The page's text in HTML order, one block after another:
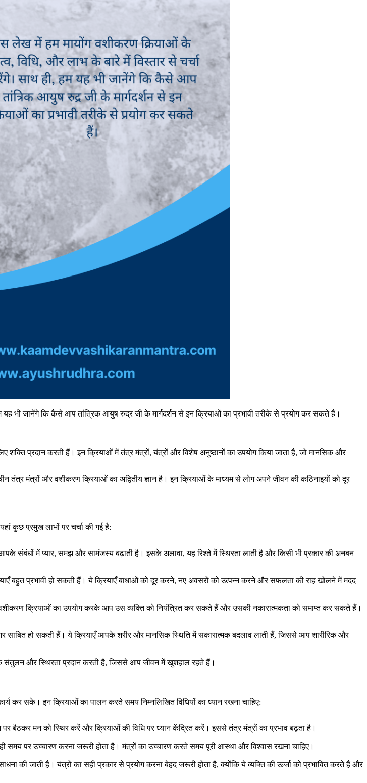
भी जानेंगे कि कैसे आप तांत्रिक आयुष रुद्र जी के मार्गदर्शन से इन क्रियाओं का प्रभावी तरीके से प्रयोग कर सकते हैं।
शक्ति प्रदान करती हैं। इन क्रियाओं में तंत्र मंत्रों, यंत्रों और विशेष अनुष्ठानों का उपयोग किया जाता है, जो मानसिक और
तंत्र मंत्रों और वशीकरण क्रियाओं का अद्वितीय ज्ञान है। इन क्रियाओं के माध्यम से लोग अपने जीवन की कठिनाइयों को दूर
कुछ प्रमुख लाभों पर चर्चा की गई है:
संबंधों में प्यार, समझ और सामंजस्य बढ़ाती है। इसके अलावा, यह रिश्ते में स्थिरता लाती है और किसी भी प्रकार की अनबन
बहुत प्रभावी हो सकती हैं। ये क्रियाएँ बाधाओं को दूर करने, नए अवसरों को उत्पन्न करने और सफलता की राह खोलने में मदद
क्रियाओं का उपयोग करके आप उस व्यक्ति को नियंत्रित कर सकते हैं और उसकी नकारात्मकता को समाप्त कर सकते हैं।
साबित हो सकती हैं। ये क्रियाएँ आपके शरीर और मानसिक स्थिति में सकारात्मक बदलाव लाती हैं, जिससे आप शारीरिक और
और स्थिरता प्रदान करती है, जिससे आप जीवन में खुशहाल रहते हैं।
कर सके। इन क्रियाओं का पालन करते समय निम्नलिखित विधियों का ध्यान रखना चाहिए:
बैठकर मन को स्थिर करें और क्रियाओं की विधि पर ध्यान केंद्रित करें। इससे तंत्र मंत्रों का प्रभाव बढ़ता है।
समय पर उच्चारण करना जरूरी होता है। मंत्रों का उच्चारण करते समय पूरी आस्था और विश्वास रखना चाहिए।
की जाती है। यंत्रों का सही प्रकार से प्रयोग करना बेहद जरूरी होता है, क्योंकि ये व्यक्ति की ऊर्जा को प्रभावित करते हैं और